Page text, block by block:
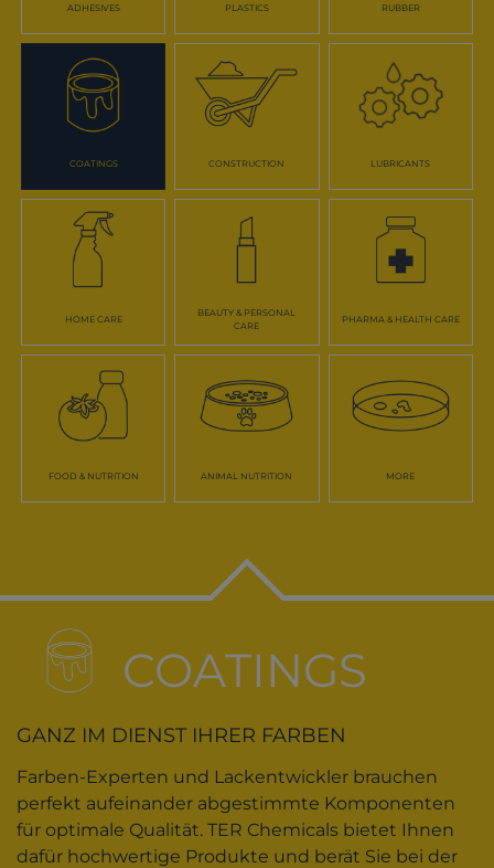
ADHESIVES PLASTICS RUBBER
COATINGS CONSTRUCTION LUBRICANTS
HOME CARE
BEAUTY & PERSONAL
CARE
PHARMA & HEALTH CARE
FOOD & NUTRITION ANIMAL NUTRITION MORE
COATINGS
GANZ IM DIENST IHRER FARBEN
Farben-Experten und Lackentwickler brauchen
perfekt aufeinander abgestimmte Komponenten
für optimale Qualität. TER Chemicals bietet Ihnen
dafür hochwertige Produkte und berät Sie bei der